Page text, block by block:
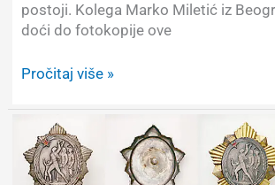
postoji. Kolega Marko Miletić iz
doći do fotokopije ove
500
1939.
bez
pretiska
ipak
Pročitaj više »